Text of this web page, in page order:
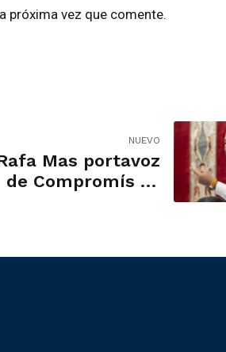
próxima vez que comente.
NUEVO
Mas portavoz
de Compromís se
y llevará el